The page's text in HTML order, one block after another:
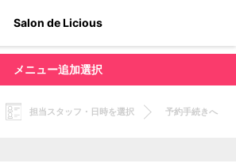
Salon de Licious
メニュー追加選択
担当スタッフ・日時を選択 予約手続きへ